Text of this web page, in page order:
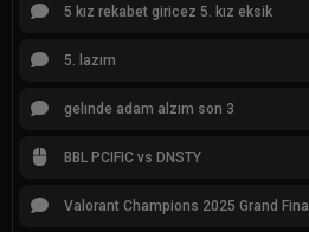
5 kız rekabet giricez 5. kız eksik
5. lazım
gelınde adam alzım son 3
BBL PCIFIC vs DNSTY
Valorant Champions 2025 Grand Final